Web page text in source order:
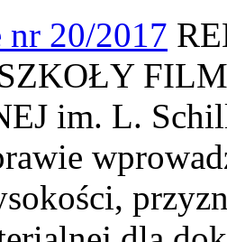
nr 20/2017
im. L.